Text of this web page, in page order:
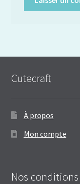
Cutecraft
À propos
Mon compte
Nos conditions